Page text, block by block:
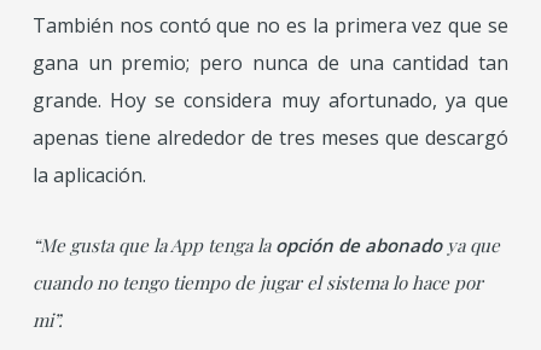
También nos contó que no es la primera vez que se
gana un premio; pero nunca de una cantidad tan
grande. Hoy se considera muy afortunado, ya que
apenas tiene alrededor de tres meses que descargó
la aplicación.
“Me gusta que la App tenga la opción de abonadoya que
cuando no tengo tiempo de jugar el sistema lo hace por
mi”.